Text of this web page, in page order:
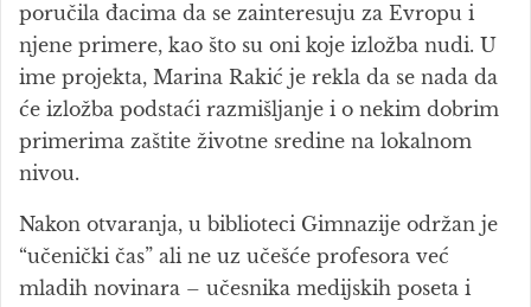
poručila đacima da se zainteresuju za Evropu i
njene primere, kao što su oni koje izložba nudi. U
ime projekta, Marina Rakić je rekla da se nada da
će izložba podstaći razmišljanje i o nekim dobrim
primerima zaštite životne sredine na lokalnom
nivou.
Nakon otvaranja, u biblioteci Gimnazije održan je
“učenički čas” ali ne uz učešće profesora već
mladih novinara – učesnika medijskih poseta i